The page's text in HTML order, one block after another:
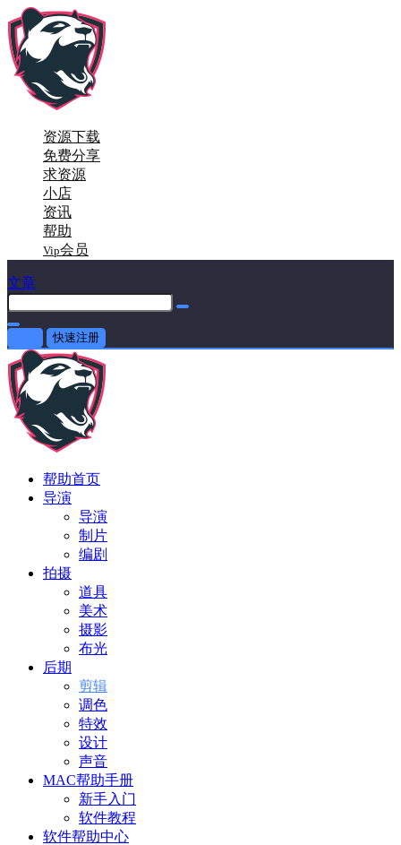
资源下载
免费分享
求资源
小店
资讯
帮助
Vip会员
文章
快速注册
帮助首页
导演
导演
制片
编剧
拍摄
道具
美术
摄影
布光
后期
剪辑
调色
特效
设计
声音
MAC帮助手册
新手入门
软件教程
软件帮助中心